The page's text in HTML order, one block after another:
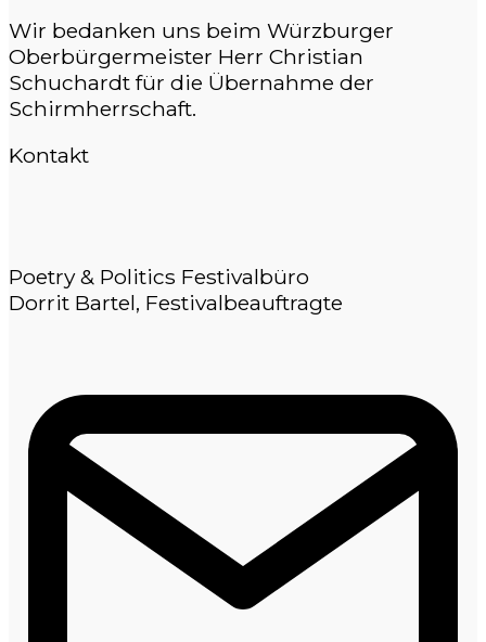
Wir bedanken uns beim Würzburger
Oberbürgermeister Herr Christian
Schuchardt für die Übernahme der
Schirmherrschaft.
Kontakt
Poetry & Politics Festivalbüro
Dorrit Bartel, Festivalbeauftragte